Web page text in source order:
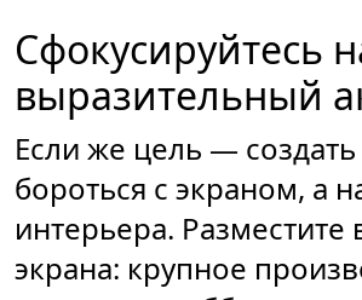
Сфокусируйтесь
выразительный
Если же цель —
бороться с экраном, а
интерьера. Разместите
экрана: крупное